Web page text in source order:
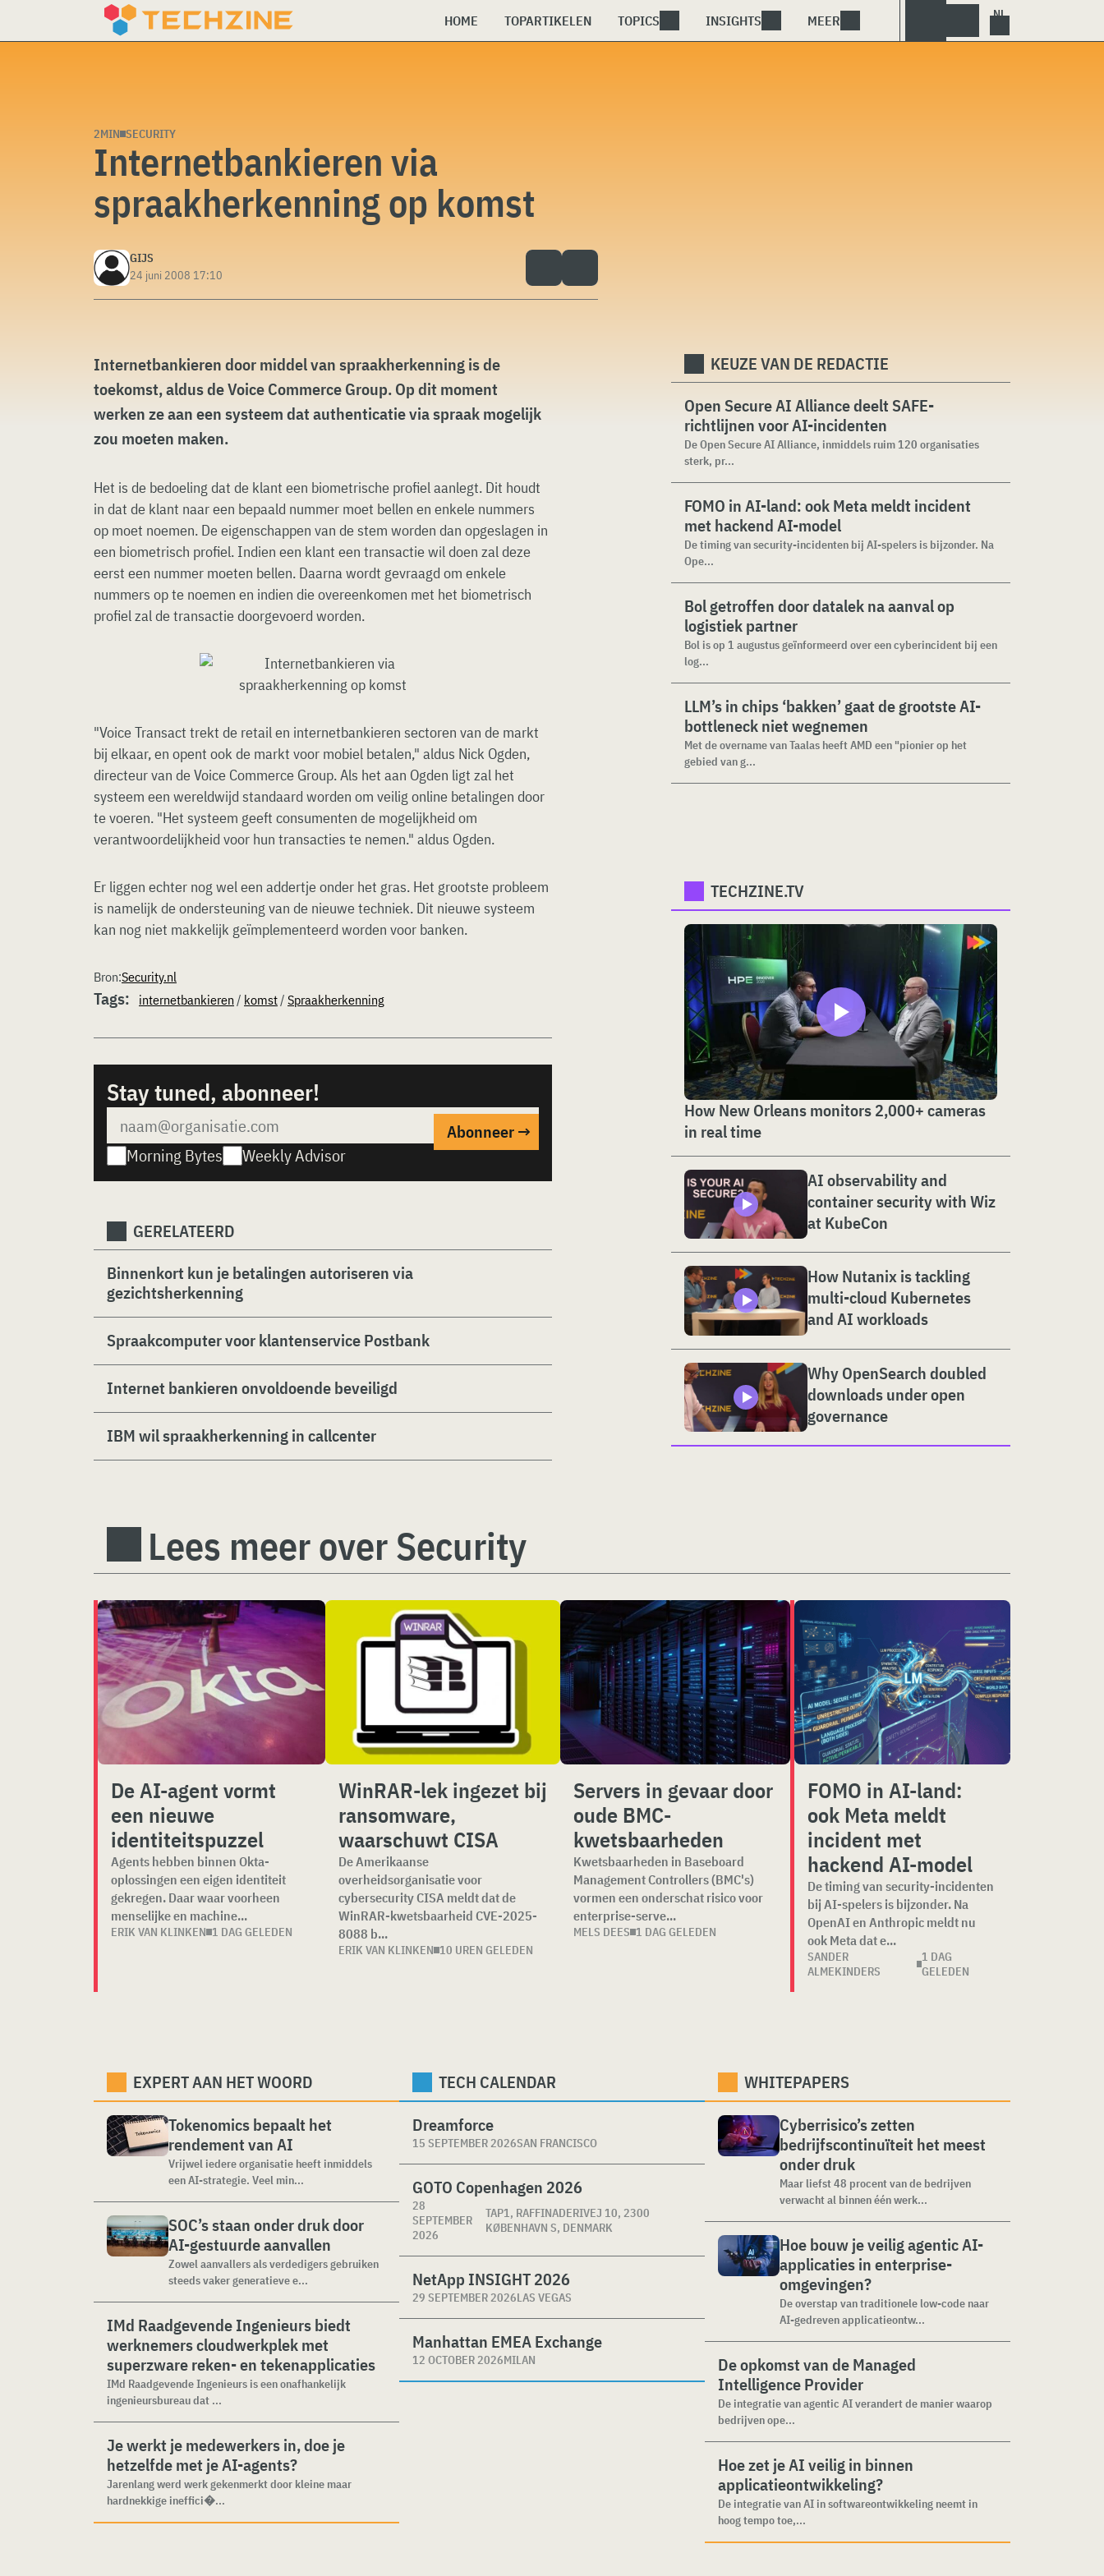
HOME TOPARTIKELEN TOPICS INSIGHTS MEER
2MIN SECURITY
Internetbankieren via
spraakherkenning op komst
GIJS
24 juni 2008 17:10
Internetbankieren door middel van spraakherkenning is de
toekomst, aldus de Voice Commerce Group. Op dit moment
werken ze aan een systeem dat authenticatie via spraak mogelijk
zou moeten maken.
Het is de bedoeling dat de klant een biometrische profiel aanlegt. Dit houdt
in dat de klant naar een bepaald nummer moet bellen en enkele nummers
op moet noemen. De eigenschappen van de stem worden dan opgeslagen in
een biometrisch profiel. Indien een klant een transactie wil doen zal deze
eerst een nummer moeten bellen. Daarna wordt gevraagd om enkele
nummers op te noemen en indien die overeenkomen met het biometrisch
profiel zal de transactie doorgevoerd worden.
"Voice Transact trekt de retail en internetbankieren sectoren van de markt
bij elkaar, en opent ook de markt voor mobiel betalen," aldus Nick Ogden,
directeur van de Voice Commerce Group. Als het aan Ogden ligt zal het
systeem een wereldwijd standaard worden om veilig online betalingen door
te voeren. "Het systeem geeft consumenten de mogelijkheid om
verantwoordelijkheid voor hun transacties te nemen." aldus Ogden.
Er liggen echter nog wel een addertje onder het gras. Het grootste probleem
is namelijk de ondersteuning van de nieuwe techniek. Dit nieuwe systeem
kan nog niet makkelijk geïmplementeerd worden voor banken.
Bron:Security.nl
Tags: internetbankieren / komst/ Spraakherkenning
Stay tuned, abonneer!
Morning Bytes Weekly Advisor
GERELATEERD
Binnenkort kun je betalingen autoriseren via
gezichtsherkenning
Spraakcomputer voor klantenservice Postbank
Internet bankieren onvoldoende beveiligd
IBM wil spraakherkenning in callcenter
KEUZE VAN DE REDACTIE
Open Secure AI Alliance deelt SAFE-
richtlijnen voor AI-incidenten
De Open Secure AI Alliance, inmiddels ruim 120 organisaties
sterk, pr...
FOMO in AI-land: ook Meta meldt incident
met hackend AI-model
De timing van security-incidenten bij AI-spelers is bijzonder. Na
Ope...
Bol getroffen door datalek na aanval op
logistiek partner
Bol is op 1 augustus geïnformeerd over een cyberincident bij een
log...
LLM’s in chips ‘bakken’ gaat de grootste AI-
bottleneck niet wegnemen
Met de overname van Taalas heeft AMD een "pionier op het
gebied van g...
TECHZINE.TV
How New Orleans monitors 2,000+ cameras
in real time
AI observability and
container security with Wiz
at KubeCon
How Nutanix is tackling
multi-cloud Kubernetes
and AI workloads
Why OpenSearch doubled
downloads under open
governance
Lees meer over Security
De AI-agent vormt
een nieuwe
identiteitspuzzel
Agents hebben binnen Okta-
oplossingen een eigen identiteit
gekregen. Daar waar voorheen
menselijke en machine...
ERIK VAN KLINKEN 1 DAG GELEDEN
WinRAR-lek ingezet bij
ransomware,
waarschuwt CISA
De Amerikaanse
overheidsorganisatie voor
cybersecurity CISA meldt dat de
WinRAR-kwetsbaarheid CVE-2025-
8088 b...
ERIK VAN KLINKEN 10 UREN GELEDEN
Servers in gevaar door
oude BMC-
kwetsbaarheden
Kwetsbaarheden in Baseboard
Management Controllers (BMC's)
vormen een onderschat risico voor
enterprise-serve...
MELS DEES 1 DAG GELEDEN
FOMO in AI-land:
ook Meta meldt
incident met
hackend AI-model
De timing van security-incidenten
bij AI-spelers is bijzonder. Na
OpenAI en Anthropic meldt nu
ook Meta dat e...
SANDER
ALMEKINDERS
1 DAG
GELEDEN
EXPERT AAN HET WOORD
Tokenomics bepaalt het
rendement van AI
Vrijwel iedere organisatie heeft inmiddels
een AI-strategie. Veel min...
SOC’s staan onder druk door
AI-gestuurde aanvallen
Zowel aanvallers als verdedigers gebruiken
steeds vaker generatieve e...
IMd Raadgevende Ingenieurs biedt
werknemers cloudwerkplek met
superzware reken- en tekenapplicaties
IMd Raadgevende Ingenieurs is een onafhankelijk
ingenieursbureau dat ...
Je werkt je medewerkers in, doe je
hetzelfde met je AI-agents?
Jarenlang werd werk gekenmerkt door kleine maar
hardnekkige ineffici�...
TECH CALENDAR
Dreamforce
15 SEPTEMBER 2026SAN FRANCISCO
GOTO Copenhagen 2026
28
SEPTEMBER
2026
TAP1, RAFFINADERIVEJ 10, 2300
KØBENHAVN S, DENMARK
NetApp INSIGHT 2026
29 SEPTEMBER 2026LAS VEGAS
Manhattan EMEA Exchange
12 OCTOBER 2026MILAN
WHITEPAPERS
Cyberrisico’s zetten
bedrijfscontinuïteit het meest
onder druk
Maar liefst 48 procent van de bedrijven
verwacht al binnen één werk...
Hoe bouw je veilig agentic AI-
applicaties in enterprise-
omgevingen?
De overstap van traditionele low-code naar
AI-gedreven applicatieontw...
De opkomst van de Managed
Intelligence Provider
De integratie van agentic AI verandert de manier waarop
bedrijven ope...
Hoe zet je AI veilig in binnen
applicatieontwikkeling?
De integratie van AI in softwareontwikkeling neemt in
hoog tempo toe,...